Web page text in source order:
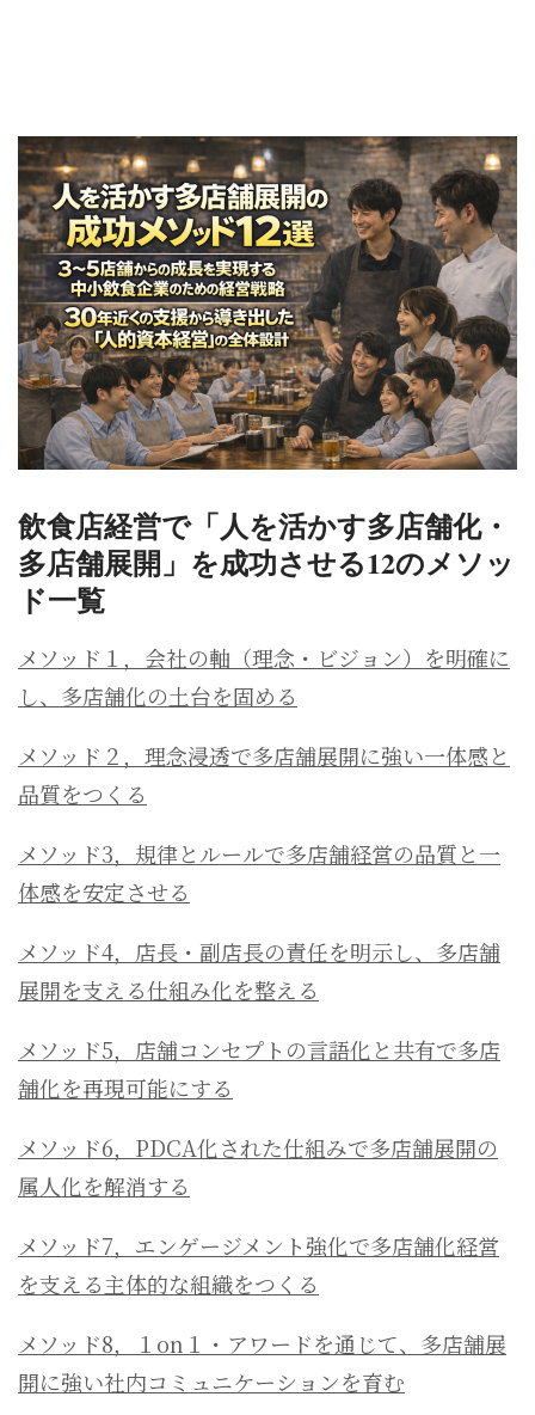
飲食店経営で「人を活かす多店舗化・
多店舗展開」を成功させる12のメソッ
ド一覧
メソッド１，会社の軸（理念・ビジョン）を明確に
し、多店舗化の土台を固める
メソッド２，理念浸透で多店舗展開に強い一体感と
品質をつくる
メソッド3，規律とルールで多店舗経営の品質と一
体感を安定させる
メソッド4，店長・副店長の責任を明示し、多店舗
展開を支える仕組み化を整える
メソッド5，店舗コンセプトの言語化と共有で多店
舗化を再現可能にする
メソッド6，PDCA化された仕組みで多店舗展開の
属人化を解消する
メソッド7，エンゲージメント強化で多店舗化経営
を支える主体的な組織をつくる
メソッド8，１on１・アワードを通じて、多店舗展
開に強い社内コミュニケーションを育む